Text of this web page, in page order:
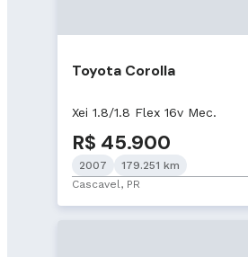
Toyota Corolla
Xei 1.8/1.8 Flex 16v Mec.
R$ 45.900
2007
179.251 km
Cascavel, PR